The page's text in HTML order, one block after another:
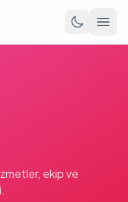
ekip ve